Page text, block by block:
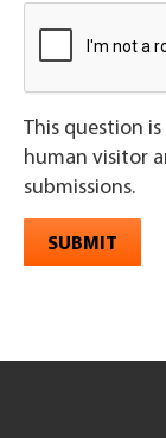
This question
human visitor
submissions.
SUBMIT